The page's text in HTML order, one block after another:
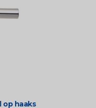
op haaks